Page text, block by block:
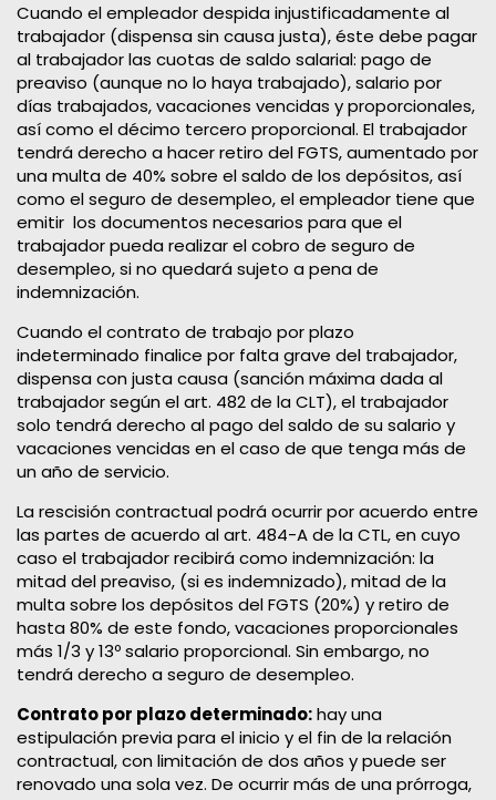
Cuando el empleador despida injustificadamente al
trabajador (dispensa sin causa justa), éste debe pagar
al trabajador las cuotas de saldo salarial: pago de
preaviso (aunque no lo haya trabajado), salario por
días trabajados, vacaciones vencidas y proporcionales,
así como el décimo tercero proporcional. El trabajador
tendrá derecho a hacer retiro del FGTS, aumentado por
una multa de 40% sobre el saldo de los depósitos, así
como el seguro de desempleo, el empleador tiene que
emitir los documentos necesarios para que el
trabajador pueda realizar el cobro de seguro de
desempleo, si no quedará sujeto a pena de
indemnización.
Cuando el contrato de trabajo por plazo
indeterminado finalice por falta grave del trabajador,
dispensa con justa causa (sanción máxima dada al
trabajador según el art. 482 de la CLT), el trabajador
solo tendrá derecho al pago del saldo de su salario y
vacaciones vencidas en el caso de que tenga más de
un año de servicio.
La rescisión contractual podrá ocurrir por acuerdo entre
las partes de acuerdo al art. 484-A de la CTL, en cuyo
caso el trabajador recibirá como indemnización: la
mitad del preaviso, (si es indemnizado), mitad de la
multa sobre los depósitos del FGTS (20%) y retiro de
hasta 80% de este fondo, vacaciones proporcionales
más 1/3 y 13º salario proporcional. Sin embargo, no
tendrá derecho a seguro de desempleo.
Contrato por plazo determinado:hay una
estipulación previa para el inicio y el fin de la relación
contractual, con limitación de dos años y puede ser
renovado una sola vez. De ocurrir más de una prórroga,